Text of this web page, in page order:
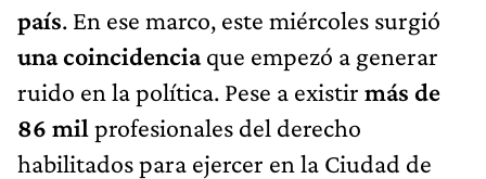
país. En ese marco, este miércoles surgió
una coincidenciaque empezó a generar
ruido en la política. Pese a existir más de
86 mil profesionales del derecho
habilitados para ejercer en la Ciudad de